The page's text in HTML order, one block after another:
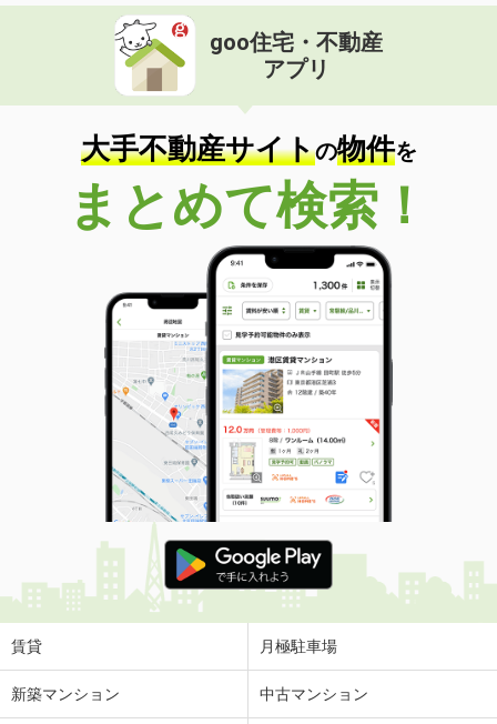
goo住宅・不動産
アプリ
大手不動産サイトの物件を
まとめて検索！
賃貸 月極駐車場
新築マンション 中古マンション